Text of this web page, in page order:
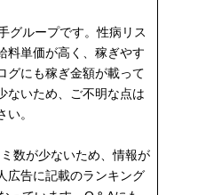
グループです。性病リス
料単価が高く、稼ぎやす
グにも稼ぎ金額が載って
ないため、ご不明な点は
。
数が少ないため、情報が
広告に記載のランキング